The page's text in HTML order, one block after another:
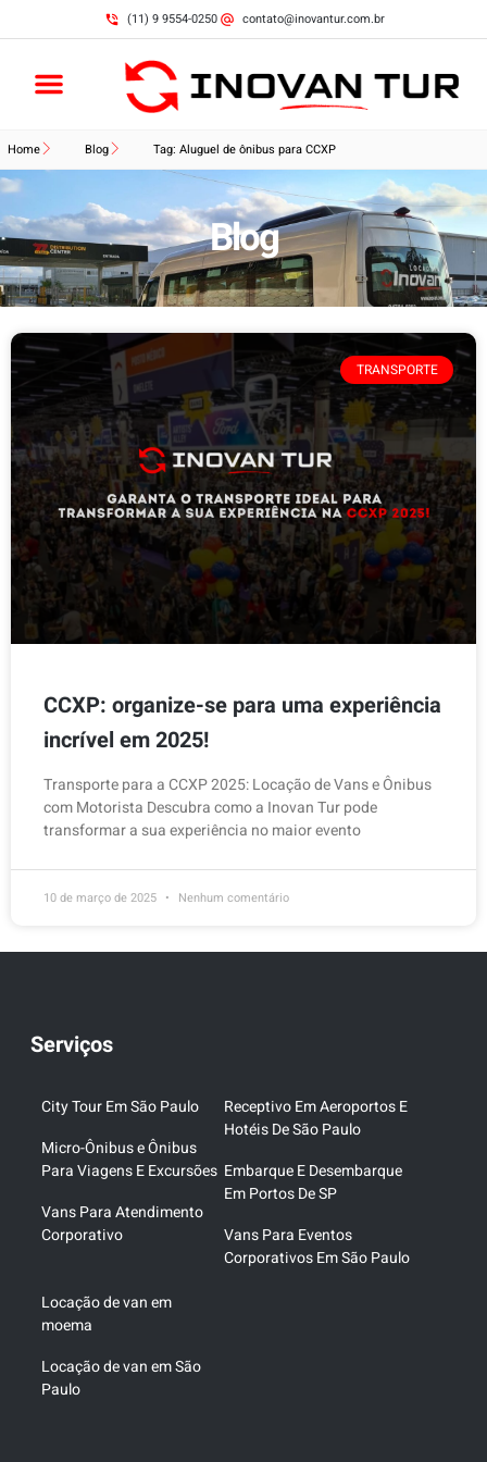
(11) 9 9554-0250 contato@inovantur.com.br
Home Blog Tag: Aluguel de ônibus para CCXP
Blog
TRANSPORTE
CCXP: organize-se para uma experiência
incrível em 2025!
Transporte para a CCXP 2025: Locação de Vans e Ônibus
com Motorista Descubra como a Inovan Tur pode
transformar a sua experiência no maior evento
10 de março de 2025 Nenhum comentário
Serviços
City Tour Em São Paulo
Micro-Ônibus e Ônibus
Para Viagens E Excursões
Vans Para Atendimento
Corporativo
Receptivo Em Aeroportos E
Hotéis De São Paulo
Embarque E Desembarque
Em Portos De SP
Vans Para Eventos
Corporativos Em São Paulo
Locação de van em
moema
Locação de van em São
Paulo